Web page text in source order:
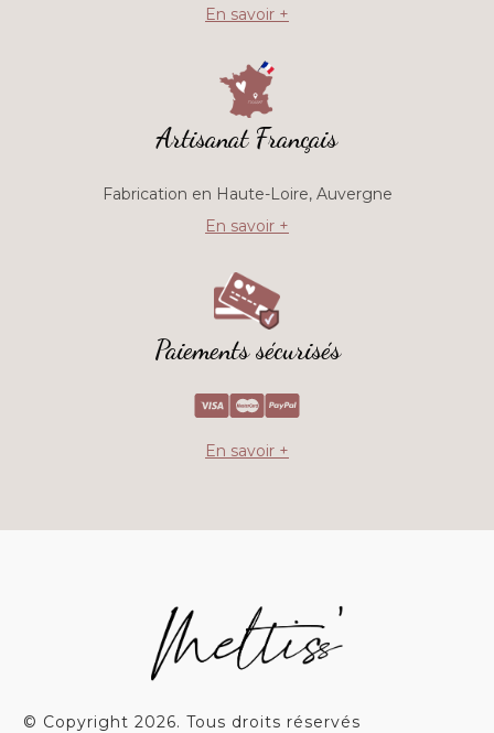
En savoir +
Artisanat Français
Fabrication en Haute-Loire, Auvergne
En savoir +
Paiements sécurisés
En savoir +
© Copyright 2026. Tous droits réservés